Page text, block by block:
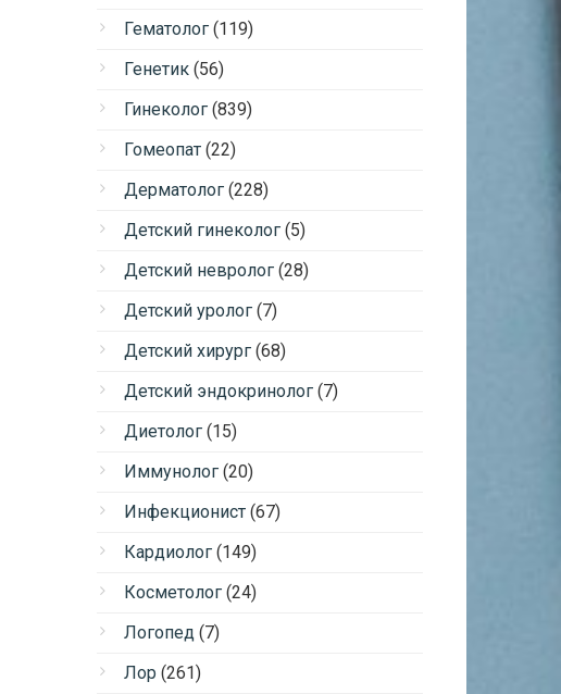
Гематолог (119)
Генетик (56)
Гинеколог (839)
Гомеопат (22)
Дерматолог (228)
Детский гинеколог (5)
Детский невролог (28)
Детский уролог (7)
Детский хирург (68)
Детский эндокринолог (7)
Диетолог (15)
Иммунолог (20)
Инфекционист (67)
Кардиолог (149)
Косметолог (24)
Логопед (7)
Лор (261)